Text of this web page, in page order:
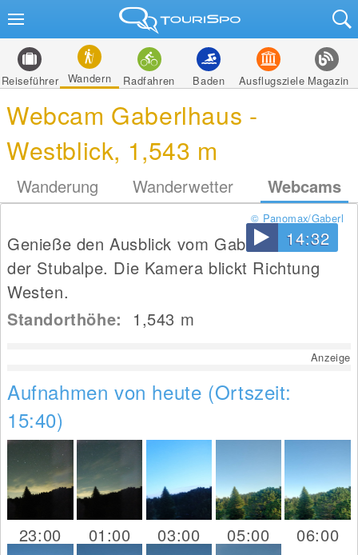
Reiseführer Wandern Radfahren Baden Ausflugsziele Magazin
Webcam Gaberlhaus -
Westblick, 1,543 m
Wanderung Wanderwetter Webcams
14:32
© Panomax/Gaberl
Genieße den Ausblick vom Gaberlhaus auf
der Stubalpe. Die Kamera blickt Richtung
Westen.
Standorthöhe: 1,543 m
Anzeige
Aufnahmen von heute (Ortszeit:
15:40)
23:00 01:00 03:00 05:00 06:00